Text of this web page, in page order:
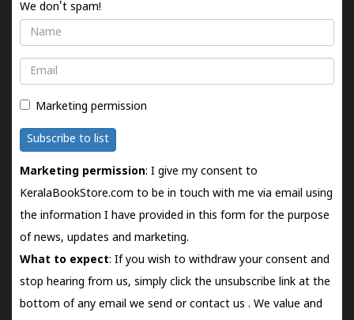
We don't spam!
Name
Email
Marketing permission
Subscribe to list
Marketing permission: I give my consent to
KeralaBookStore.com to be in touch with me via email using
the information I have provided in this form for the purpose
of news, updates and marketing.
What to expect: If you wish to withdraw your consent and
stop hearing from us, simply click the unsubscribe link at the
bottom of any email we send orcontact us . We value and